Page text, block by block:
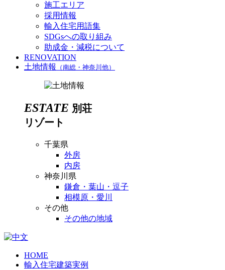
施工エリア
採用情報
輸入住宅用語集
SDGsへの取り組み
助成金・減税について
RENOVATION
土地情報
（南総・神奈川他）
ESTATE 別荘
リゾート
千葉県
外房
内房
神奈川県
鎌倉・葉山・逗子
相模原・愛川
その他
その他の地域
HOME
輸入住宅建築実例